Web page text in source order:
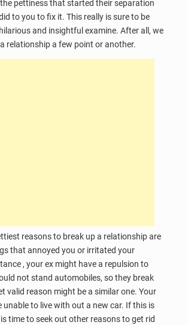
pettiness that started their separation
to you to fix it. This really is sure to be
and insightful examine. After all, we
relationship a few point or another.
reasons to break up a relationship are
that annoyed you or irritated your
, your ex might have a repulsion to
not stand automobiles, so they break
valid reason might be a similar one. Your
unable to live with out a new car. If this is
time to seek out other reasons to get rid